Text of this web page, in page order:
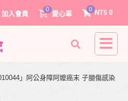
加入會員
0
愛心車 NT$ 0
0
」阿公身障阿嬤癌末 子腿傷感染